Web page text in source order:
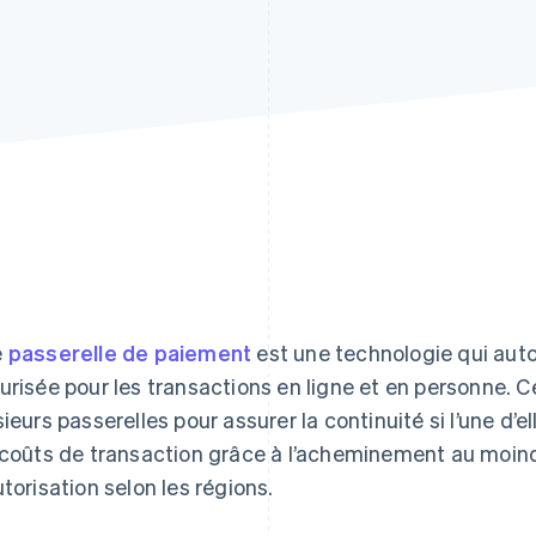
passerelle de paiement est une technologie qui
pour les transactions en ligne et en personne.
passerelles pour assurer la continuité si l’une
de transaction grâce à l’acheminement au
selon les régions.